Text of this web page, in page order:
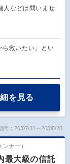
人などは問いませ
ら救いたい」とい
を見る
間：26/07/31～26/08/20
ナー）
最大級の信託